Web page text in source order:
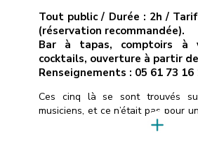
Tout public / Durée : 2h /
(réservation recommandée).
Bar à tapas, comptoirs à
cocktails, ouverture à partir
Renseignements : 05 61 73 16
Ces cinq là se sont trouvés
musiciens, et ce n’était pas pour
lendemain …Ils personnalisent